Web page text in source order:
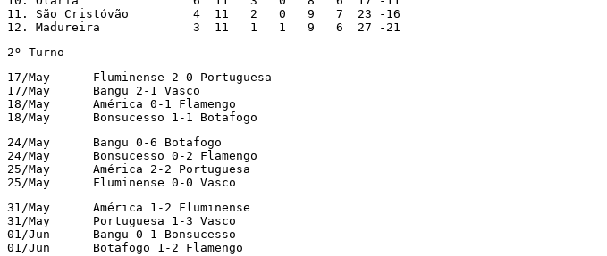
11. São Cristóvão         4  11   2   0   9   7  23 -16
12. Madureira             3  11   1   1   9   6  27 -21
2º Turno
17/May      Fluminense 2-0 Portuguesa
17/May      Bangu 2-1 Vasco
18/May      América 0-1 Flamengo
18/May      Bonsucesso 1-1 Botafogo
24/May      Bangu 0-6 Botafogo
24/May      Bonsucesso 0-2 Flamengo
25/May      América 2-2 Portuguesa
25/May      Fluminense 0-0 Vasco
31/May      América 1-2 Fluminense
31/May      Portuguesa 1-3 Vasco
01/Jun      Bangu 0-1 Bonsucesso
01/Jun      Botafogo 1-2 Flamengo